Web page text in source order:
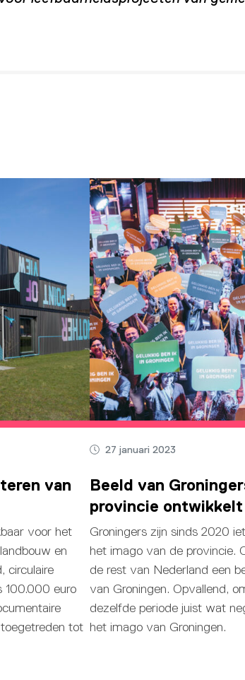
van
voor het
en
circulaire
100.000 euro
toegetreden tot
27 januari 2023
Beeld van
provincie
Groningers zijn sinds 2020
het imago van de provincie.
de rest van Nederland een
van Groningen. Opvallend,
dezelfde periode juist wat
het imago van Groningen.